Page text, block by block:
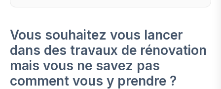
Vous souhaitez vous lancer
dans des travaux de rénovation
mais vous ne savez pas
comment vous y prendre ?